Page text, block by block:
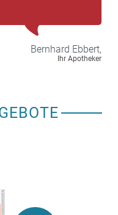
Bernhard Ebbert,
Ihr Apotheker